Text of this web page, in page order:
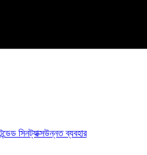
সিনট্যাক্সউন্নত ব্যবহার